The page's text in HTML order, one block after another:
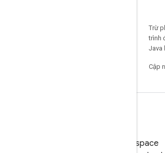
Trừ
trình
Java
Cập
Google Workspace